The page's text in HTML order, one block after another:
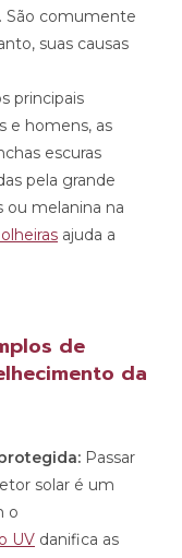
São comumente
suas causas
principais
e homens, as
escuras
pela grande
ou melanina na
ajuda a
de
da
Passar
solar é um
o
UV danifica as